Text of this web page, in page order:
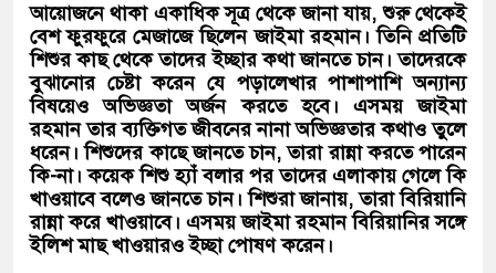
আয়োজনে থাকা একাধিক সূত্র থেকে জানা যায়, শুরু থেকেই
বেশ ফুরফুরে মেজাজে ছিলেন জাইমা রহমান। তিনি প্রতিটি
শিশুর কাছ থেকে তাদের ইচ্ছার কথা জানতে চান। তাদেরকে
বুঝানোর চেষ্টা করেন যে পড়ালেখার পাশাপাশি অন্যান্য
বিষয়েও অভিজ্ঞতা অর্জন করতে হবে। এসময় জাইমা
রহমান তার ব্যক্তিগত জীবনের নানা অভিজ্ঞতার কথাও তুলে
ধরেন। শিশুদের কাছে জানতে চান, তারা রান্না করতে পারেন
কি-না। কয়েক শিশু হ্যাঁ বলার পর তাদের এলাকায় গেলে কি
খাওয়াবে বলেও জানতে চান। শিশুরা জানায়, তারা বিরিয়ানি
রান্না করে খাওয়াবে। এসময় জাইমা রহমান বিরিয়ানির সঙ্গে
ইলিশ মাছ খাওয়ারও ইচ্ছা পোষণ করেন।